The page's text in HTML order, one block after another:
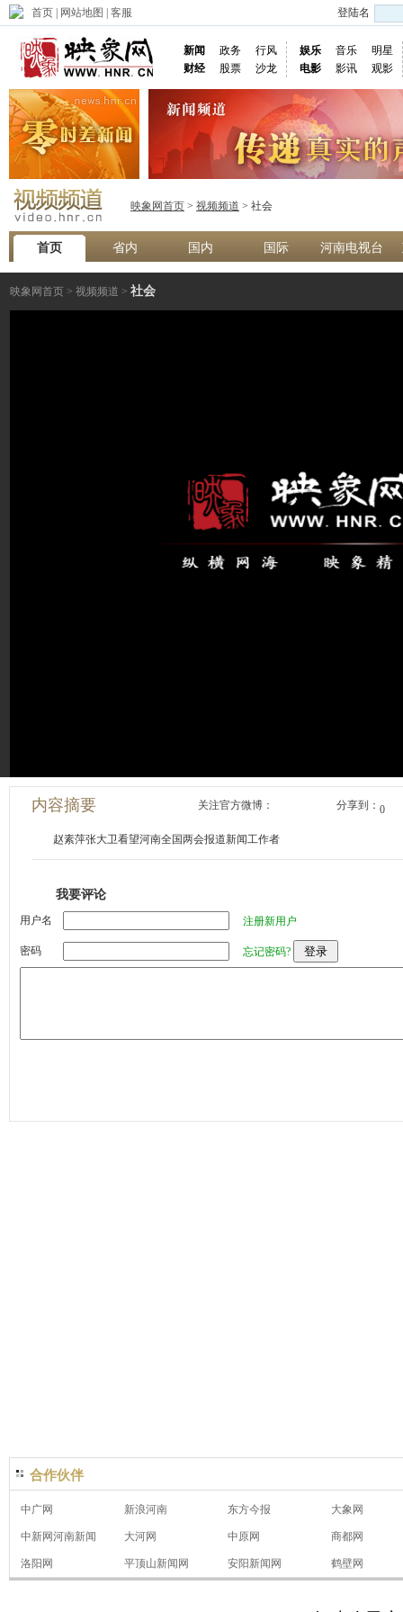
首页 网站地图 客服 登陆名
新闻 政务
行风
财经
股票 沙龙
娱乐 音乐
明星
电影
影讯 观影
映象网首页 > 视频频道 > 社会
首页 省内 国内 国际 河南电视台
映象网首页 > 视频频道 > 社会
内容摘要 关注官方微博： 分享到： 0
赵素萍张大卫看望河南全国两会报道新闻工作者
我要评论
用户名 注册新用户
密码 忘记密码?
合作伙伴
中广网 新浪河南 东方今报 大象网
中新网河南新闻 大河网 中原网 商都网
洛阳网 平顶山新闻网 安阳新闻网 鹤壁网